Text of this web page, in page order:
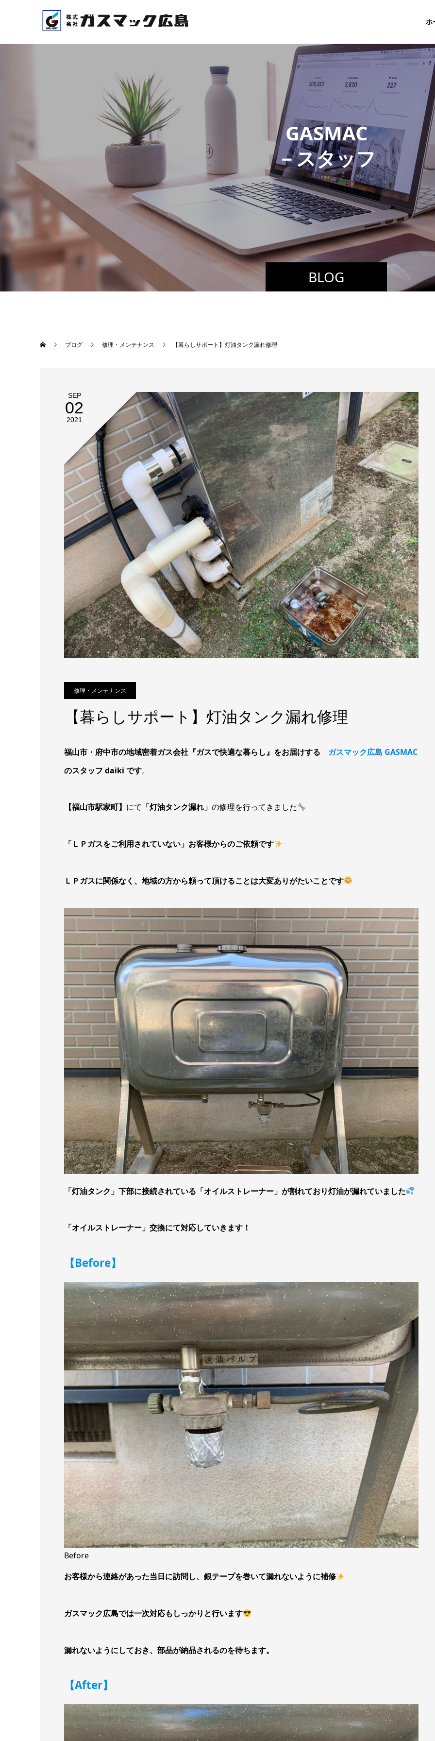
ホ
BLOG
GASMAC
－
スタッフブログ－
ブログ 修理・メンテナンス 【暮らしサポート】灯油タンク漏れ修理
SEP
02
2021
修理・メンテナンス
【暮らしサポート】灯油タンク漏れ修理
福山市・府中市の地域密着ガス会社『ガスで快適な暮らし』をお届けする ガスマック広島 GASMAC
のスタッフ daiki です。
【福山市駅家町】 にて 「灯油タンク漏れ」 の修理を行ってきました
「ＬＰガスをご利用されていない」お客様からのご依頼です
ＬＰガスに関係なく、地域の方から頼って頂けることは大変ありがたいことです
「灯油タンク」下部に接続されている「オイルストレーナー」が割れており灯油が漏れていました
「オイルストレーナー」交換にて対応していきます！
【Before】
Before
お客様から連絡があった当日に訪問し、銀テープを巻いて漏れないように補修
ガスマック広島では一次対応もしっかりと行います
漏れないようにしておき、部品が納品されるのを待ちます。
【After】